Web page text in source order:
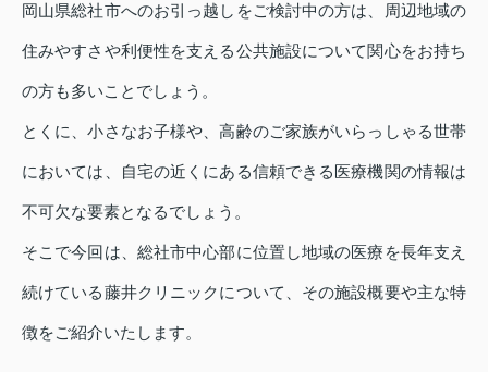
岡山県総社市へのお引っ越しをご検討中の方は、周辺地域の
住みやすさや利便性を支える公共施設について関心をお持ち
の方も多いことでしょう。
とくに、小さなお子様や、高齢のご家族がいらっしゃる世帯
においては、自宅の近くにある信頼できる医療機関の情報は
不可欠な要素となるでしょう。
そこで今回は、総社市中心部に位置し地域の医療を長年支え
続けている藤井クリニックについて、その施設概要や主な特
徴をご紹介いたします。